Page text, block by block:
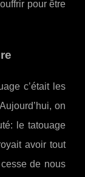
pour être
c’était les
on
le tatouage
avoir tout
de nous